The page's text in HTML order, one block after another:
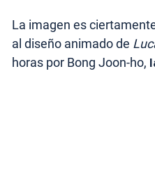
La imagen es
al diseño animado de
horas por Bong Joon-ho,